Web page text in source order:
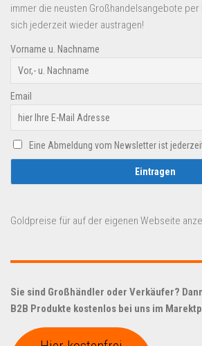
immer die neusten Großhandelsangebote per
sich jederzeit wieder austragen!
Vorname u. Nachname
Email
Eine Abmeldung vom Newsletter ist
Goldpreise für auf der eigenen Webseite
Sie sind Großhändler oder Verkäufer?
B2B Produkte kostenlos bei uns im